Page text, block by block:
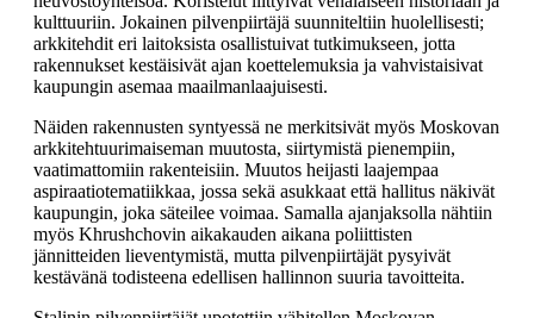
kulttuuriin. Jokainen pilvenpiirtäjä suunniteltiin huolellisesti;
arkkitehdit eri laitoksista osallistuivat tutkimukseen, jotta
rakennukset kestäisivät ajan koettelemuksia ja vahvistaisivat
kaupungin asemaa maailmanlaajuisesti.
Näiden rakennusten syntyessä ne merkitsivät myös Moskovan
arkkitehtuurimaiseman muutosta, siirtymistä pienempiin,
vaatimattomiin rakenteisiin. Muutos heijasti laajempaa
aspiraatiotematiikkaa, jossa sekä asukkaat että hallitus näkivät
kaupungin, joka säteilee voimaa. Samalla ajanjaksolla nähtiin
myös Khrushchovin aikakauden aikana poliittisten
jännitteiden lieventymistä, mutta pilvenpiirtäjät pysyivät
kestävänä todisteena edellisen hallinnon suuria tavoitteita.